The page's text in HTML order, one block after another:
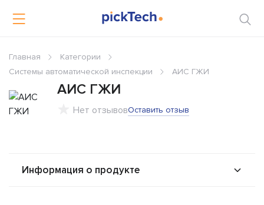
Главная
Категории
Системы автоматической инспекции
АИС ГЖИ
АИС ГЖИ
Нет отзывовОставить отзыв
Информация о продукте